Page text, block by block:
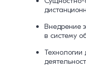
Внедрение
в систему
Технологии